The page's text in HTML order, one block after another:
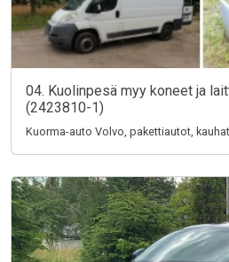
04. Kuolinpesä myy koneet ja
(2423810-1)
Kuorma-auto Volvo, pakettiautot,